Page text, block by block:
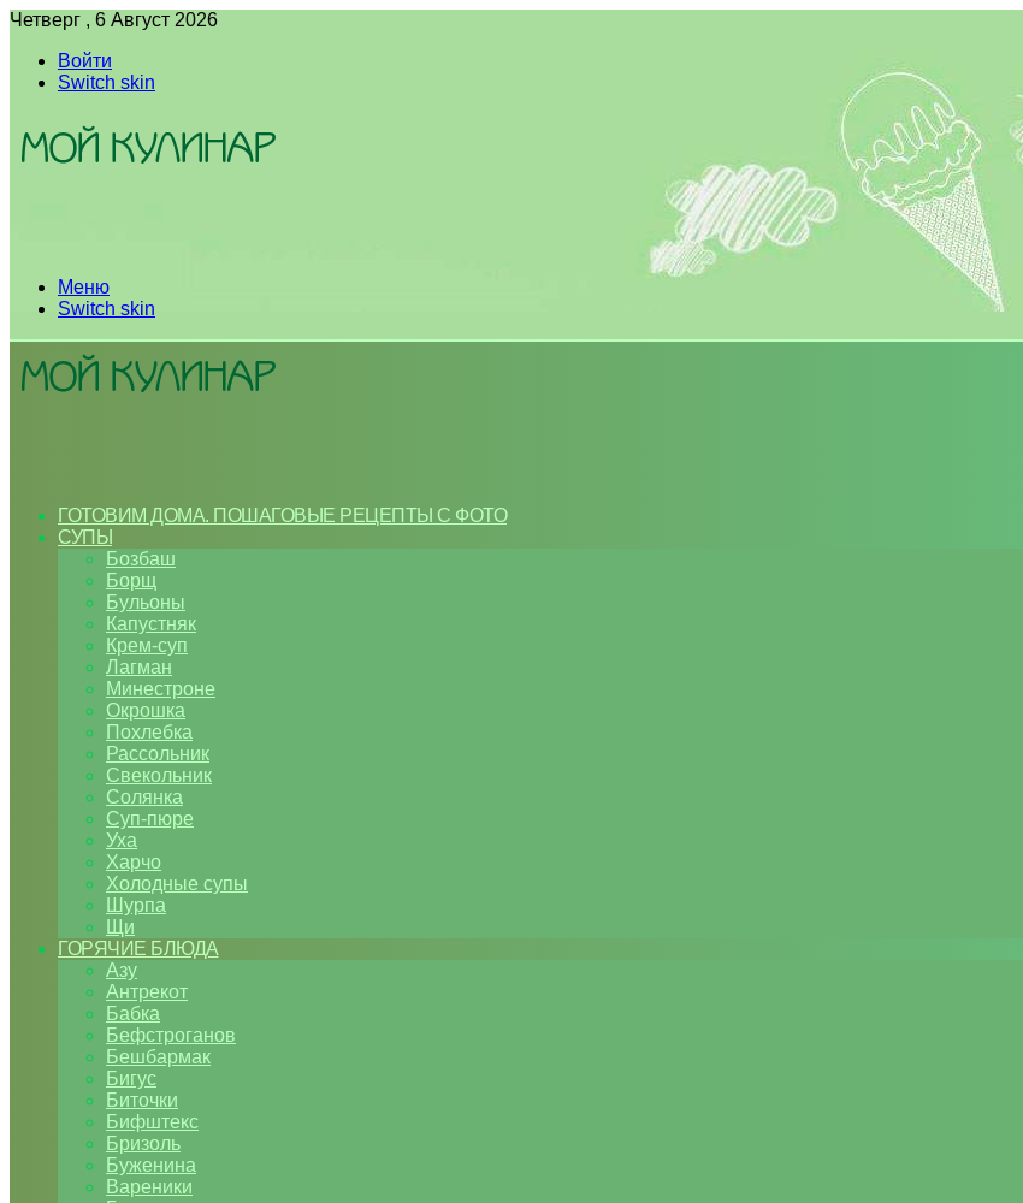
Четверг , 6 Август 2026
Войти
Switch skin
Меню
Switch skin
ГОТОВИМ ДОМА. ПОШАГОВЫЕ РЕЦЕПТЫ С ФОТО
СУПЫ
Бозбаш
Борщ
Бульоны
Капустняк
Крем-суп
Лагман
Минестроне
Окрошка
Похлебка
Рассольник
Свекольник
Солянка
Суп-пюре
Уха
Харчо
Холодные супы
Шурпа
Щи
ГОРЯЧИЕ БЛЮДА
Азу
Антрекот
Бабка
Бефстроганов
Бешбармак
Бигус
Биточки
Бифштекс
Бризоль
Буженина
Вареники